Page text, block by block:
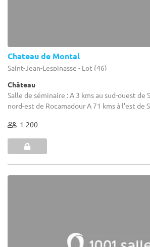
Chateau de Montal
Saint-Jean-Lespinasse - Lot (46)
Château
Salle de séminaire : A 3 kms au sud-ouest de
nord-est de Rocamadour A 71 kms à l’est de
1-200